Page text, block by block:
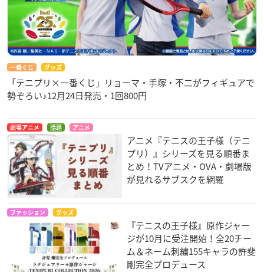
一番くじ グッズ
「テニプリ×一番くじ」リョーマ・手塚・不二がフィギュアで
勢ぞろい♪12月24日発売・1回800円
劇場アニメ 話題 アニメ
アニメ『テニスの王子様（テニ
プリ）』シリーズを見る順番ま
とめ！TVアニメ・OVA・劇場版
が見れるサブスクを網羅
ファッション グッズ
『テニスの王子様』原作ジャー
ジが10月に受注開始！全20チー
ム＆ネーム刺繍155キャラの許斐
剛完全プロデュース